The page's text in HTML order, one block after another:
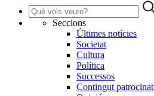
Seccions
Últimes notícies
Societat
Cultura
Política
Successos
Contingut patrocinat